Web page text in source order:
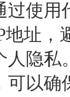
过使
地址，
人隐私
可以确